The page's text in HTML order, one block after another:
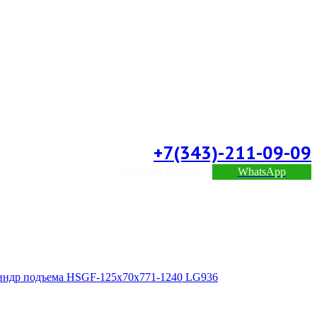
+7(343)-211-09-09
WhatsApp